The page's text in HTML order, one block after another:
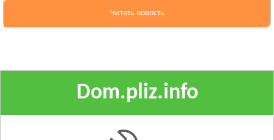
РОВЕНСКАЯ ОБЛАСТЬ
Березно
Смотреть всё
СУМСКАЯ ОБЛАСТЬ
Читать новость
Dom.pliz.info